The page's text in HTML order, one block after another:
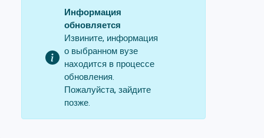
Информация
обновляется
Извините, информация
о выбранном вузе
находится в процессе
обновления.
Пожалуйста, зайдите
позже.